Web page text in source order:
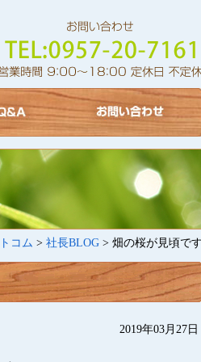
コム > 社長BLOG > 畑の桜が見頃です
2019年03月27日